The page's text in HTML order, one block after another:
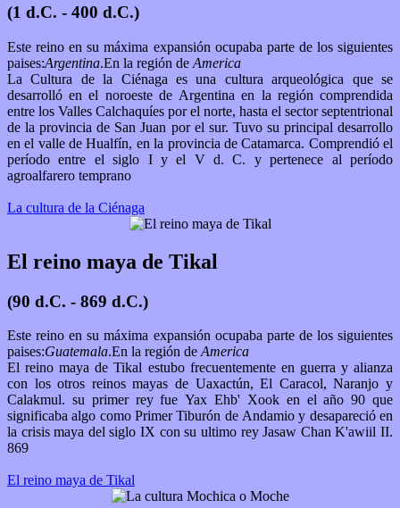
(1 d.C. - 400 d.C.)
Este reino en su máxima expansión ocupaba parte de los siguientes
paises:Argentina.En la región de America
La Cultura de la Ciénaga es una cultura arqueológica que se
desarrolló en el noroeste de Argentina en la región comprendida
entre los Valles Calchaquíes por el norte, hasta el sector septentrional
de la provincia de San Juan por el sur. Tuvo su principal desarrollo
en el valle de Hualfín, en la provincia de Catamarca. Comprendió el
período entre el siglo I y el V d. C. y pertenece al período
agroalfarero temprano
La cultura de la Ciénaga
El reino maya de Tikal
(90 d.C. - 869 d.C.)
Este reino en su máxima expansión ocupaba parte de los siguientes
paises:Guatemala.En la región de America
El reino maya de Tikal estubo frecuentemente en guerra y alianza
con los otros reinos mayas de Uaxactún, El Caracol, Naranjo y
Calakmul. su primer rey fue Yax Ehb' Xook en el año 90 que
significaba algo como Primer Tiburón de Andamio y desapareció en
la crisis maya del siglo IX con su ultimo rey Jasaw Chan K'awiil II.
869
El reino maya de Tikal